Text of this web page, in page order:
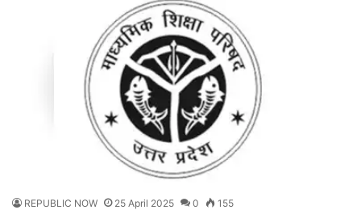
REPUBLIC NOW 25 April 2025 0 155